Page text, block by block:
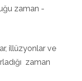
zaman -
illüzyonlar ve
zaman